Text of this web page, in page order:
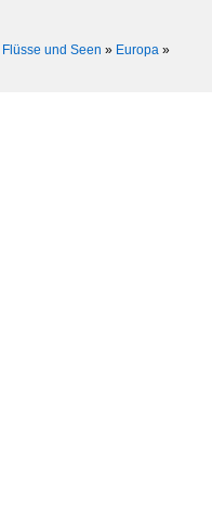
Flüsse und Seen » Europa »